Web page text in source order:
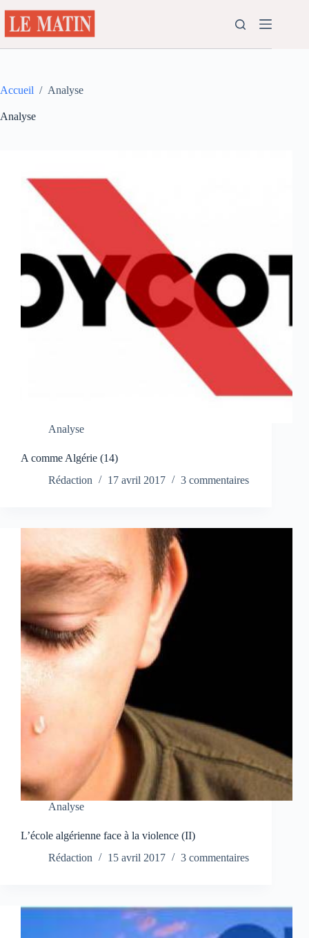
au
contenu
Accueil / Analyse
Analyse
Analyse
A comme Algérie (14)
Rédaction
17 avril 2017 3 commentaires
Analyse
L’école algérienne face à la violence (II)
Rédaction
15 avril 2017 3 commentaires